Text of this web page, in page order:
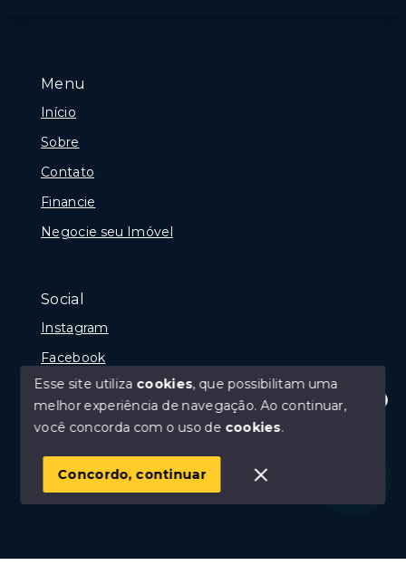
Olá! Estamos disponíveis para te ajudar.
Menu
Início
Sobre
Contato
Financie
Negocie seu Imóvel
Social
Instagram
Facebook
© Copyright 2026 - Portal Rio das Ostras, Creci 10675-
SITE PARA IMOBILIARIA
Esse site utiliza cookies, que possibilitam uma
melhor experiência de navegação.Ao continuar,
você concorda com o uso de cookies.
Concordo, continuar